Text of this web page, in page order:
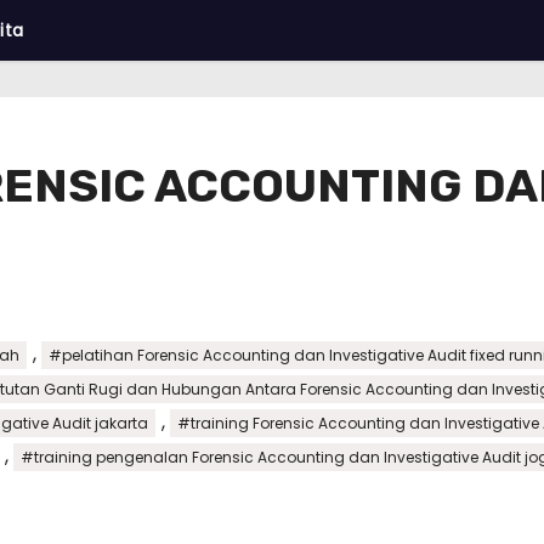
ACCOUNTING
,
#pelatihan Forensic Accounting dan Investigative Audit fixed
Ganti Rugi dan Hubungan Antara Forensic Accounting dan
Audit jakarta
, #training Forensic Accounting dan
, #training pengenalan Forensic Accounting dan Investigative Audit